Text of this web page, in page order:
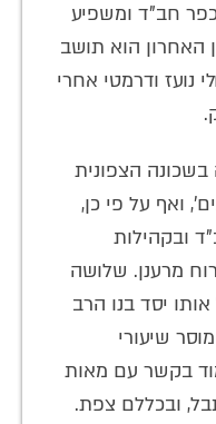
חב"ד ומשפיע
האחרון הוא תושב
נועז ודרמטי אחרי
הצפונית
ואף על פי כן,
ובקהילות
מרענן. שלושה
יסד בנו הרב
שיעורי
בקשר עם מאות
ובכללם צפת.